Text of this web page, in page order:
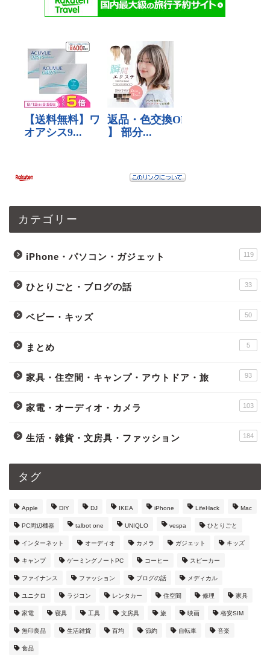
カテゴリー
iPhone・パソコン・ガジェット 119
ひとりごと・ブログの話 33
ベビー・キッズ 50
まとめ 5
家具・住空間・キャンプ・アウトドア・旅 93
家電・オーディオ・カメラ 103
生活・雑貨・文房具・ファッション 184
タグ
Apple DIY DJ IKEA iPhone LifeHack Mac
PC周辺機器 talbot one UNIQLO vespa ひとりごと
インターネット オーディオ カメラ ガジェット キッズ
キャンプ ゲーミングノートPC コーヒー スピーカー
ファイナンス ファッション ブログの話 メディカル
ユニクロ ラジコン レンタカー 住空間 修理 家具
家電 寝具 工具 文房具 旅 映画 格安SIM
無印良品 生活雑貨 百均 節約 自転車 音楽
食品